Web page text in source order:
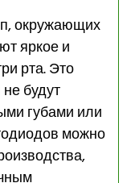
окружающих
яркое и
рта. Это
будут
губами или
можно